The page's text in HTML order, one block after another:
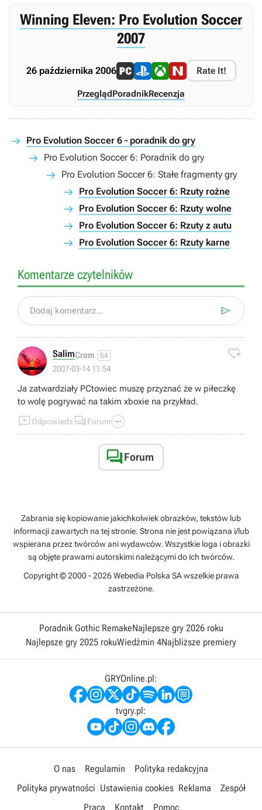
Winning Eleven: Pro Evolution Soccer
2007
26 października 2006 Rate It!
PrzeglądPoradnikRecenzja
Pro Evolution Soccer 6 - poradnik do gry
Pro Evolution Soccer 6: Poradnik do gry
Pro Evolution Soccer 6: Stałe fragmenty gry
Pro Evolution Soccer 6: Rzuty rożne
Pro Evolution Soccer 6: Rzuty wolne
Pro Evolution Soccer 6: Rzuty z autu
Pro Evolution Soccer 6: Rzuty karne
Komentarze czytelników
Dodaj komentarz... 
SalimCrom 54
2007-03-14 11:54

Ja zatwardziały PCtowiec muszę przyznać że w piłeczkę
to wolę pogrywać na takim xboxie na przykład.
Odpowiedz  Forum 
Forum
Zabrania się kopiowanie jakichkolwiek obrazków, tekstów lub
informacji zawartych na tej stronie. Strona nie jest powiązana i/lub
wspierana przez twórców ani wydawców. Wszystkie loga i obrazki
są objęte prawami autorskimi należącymi do ich twórców.
Copyright © 2000 - 2026 Webedia Polska SA wszelkie prawa
zastrzeżone.
Poradnik Gothic RemakeNajlepsze gry 2026 roku
Najlepsze gry 2025 rokuWiedźmin 4Najbliższe premiery
GRYOnline.pl:
tvgry.pl:
O nas Regulamin
Polityka redakcyjna
Polityka prywatności Ustawienia cookies Reklama
Zespół
Praca
Kontakt Pomoc